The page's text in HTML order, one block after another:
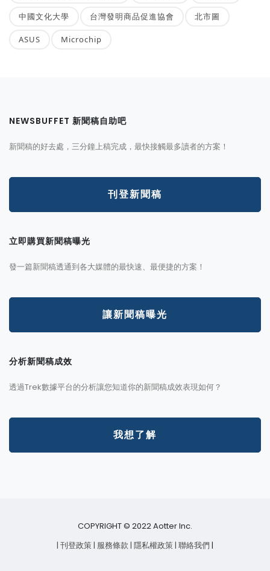
中國文化大學 台灣發明商品促進協會 北市圖
ASUS Microchip
NEWSBUFFET 新聞稿自助吧
新聞稿的好去處，三分鐘上稿完成，最快接觸最多讀者的方案！
刊登新聞稿
立即購買新聞稿曝光
發一篇新聞稿透通到各大媒體的最快速、最便捷的方案！
讓新聞稿曝光
分析新聞稿成效
透過Trek數據平台的分析讓您知道你的新聞稿成效表現如何？
我想了解
COPYRIGHT © 2022 Aotter Inc.
| 刊登政策| 服務條款| 隱私權政策| 聯絡我們 |